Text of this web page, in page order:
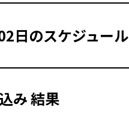
日のスケジュール
み 結果